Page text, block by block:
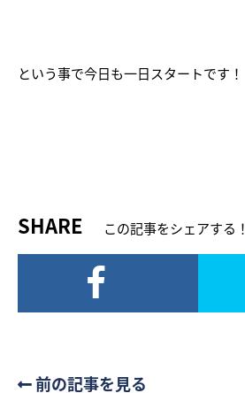
という事で今日も一日スタートです！
SHARE この記事をシェアする！
前の記事を見る